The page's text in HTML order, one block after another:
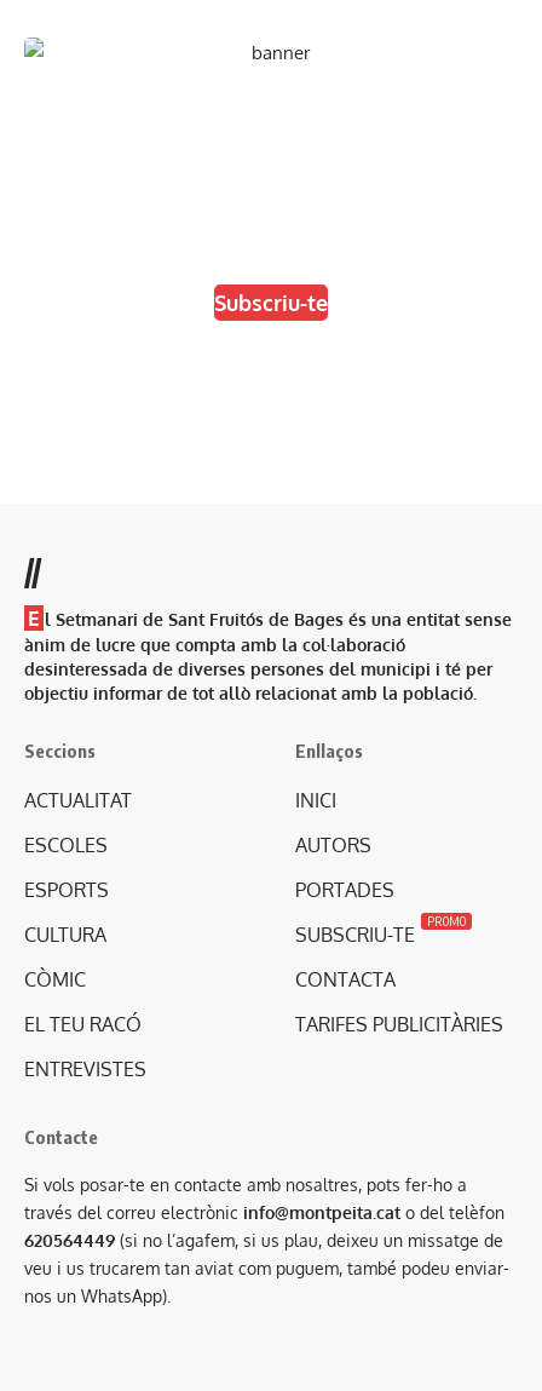
Subscriu-te
//
E l Setmanari de Sant Fruitós de Bages és una entitat sense
ànim de lucre que compta amb la col·laboració
desinteressada de diverses persones del municipi i té per
objectiu informar de tot allò relacionat amb la població.
Seccions
ACTUALITAT
ESCOLES
ESPORTS
CULTURA
CÒMIC
EL TEU RACÓ
ENTREVISTES
Enllaços
INICI
AUTORS
PORTADES
SUBSCRIU-TE
PROMO
CONTACTA
TARIFES PUBLICITÀRIES
Contacte
Si vols posar-te en contacte amb nosaltres, pots fer-ho a
través del correu electrònic info@montpeita.cat o del telèfon
620564449 (si no l’agafem, si us plau, deixeu un missatge de
veu i us trucarem tan aviat com puguem, també podeu enviar-
nos un WhatsApp).